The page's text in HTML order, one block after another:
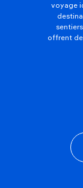
voyage
offrent